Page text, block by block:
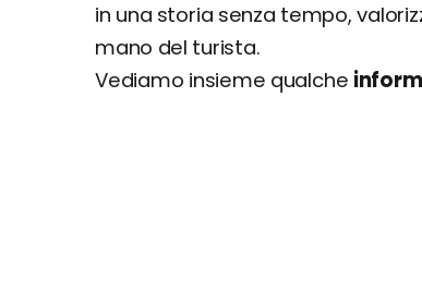
in una storia senza tempo,
mano del turista.
Vediamo insieme qualche